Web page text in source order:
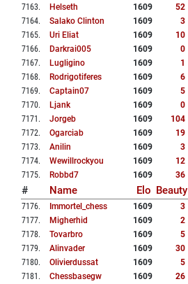
7163. Helseth 1609 52
7164. Salako Clinton 1609 3
7165. Uri Eliat 1609 10
7166. Darkrai005 1609 0
7167. Lugligino 1609 1
7168. Rodrigotiferes 1609 6
7169. Captain07 1609 5
7170. Ljank 1609 0
7171 . Jorgeb 1609 104
7172. Ogarciab 1609 19
7173. Anilin 1609 3
7174. Wewillrockyou 1609 12
7175. Robbd7 1609 36
# Name Elo Beauty
7176. Immortel_chess 1609 3
7177. Migherhid 1609 2
7178. Tovarbro 1609 5
7179. Alinvader 1609 30
7180. Olivierdussat 1609 5
7181 . Chessbasegw 1609 26